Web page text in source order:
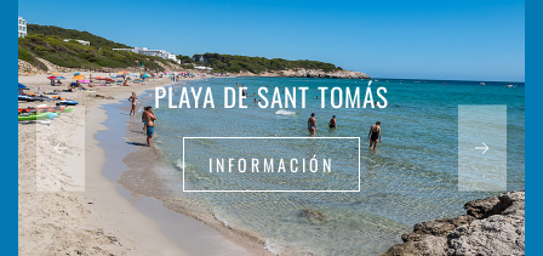
PLAYA DE SANT TOMÁS
INFORMACIÓN